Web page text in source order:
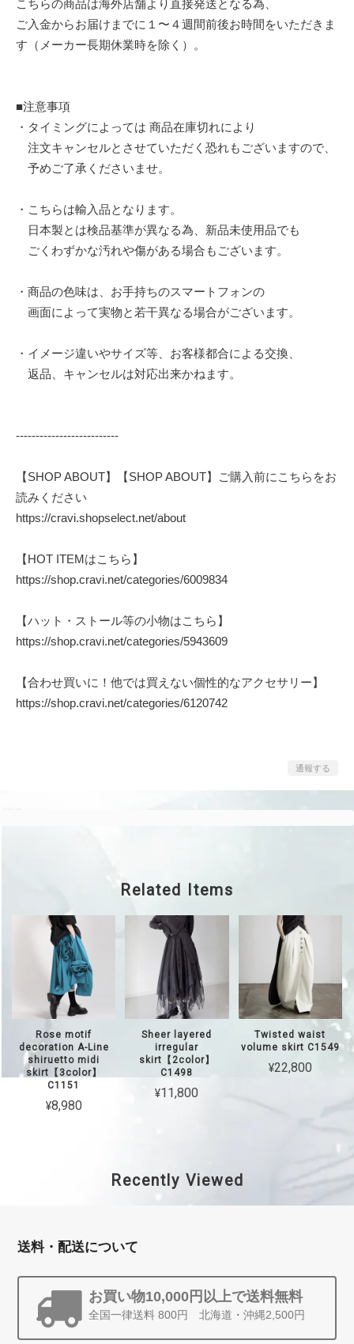
こちらの商品は海外店舗より直接発送となる為、
ご入金からお届けまでに１〜４週間前後お時間をいただきま
す（メーカー長期休業時を除く）。
■注意事項
・タイミングによっては 商品在庫切れにより
注文キャンセルとさせていただく恐れもございますので、
予めご了承くださいませ。
・こちらは輸入品となります。
日本製とは検品基準が異なる為、新品未使用品でも
ごくわずかな汚れや傷がある場合もございます。
・商品の色味は、お手持ちのスマートフォンの
画面によって実物と若干異なる場合がございます。
・イメージ違いやサイズ等、お客様都合による交換、
返品、キャンセルは対応出来かねます。
--------------------------
【SHOP ABOUT】【SHOP ABOUT】ご購入前にこちらをお
読みください
https://cravi.shopselect.net/about
【HOT ITEMはこちら】
https://shop.cravi.net/categories/6009834
【ハット・ストール等の小物はこちら】
https://shop.cravi.net/categories/5943609
【合わせ買いに！他では買えない個性的なアクセサリー】
https://shop.cravi.net/categories/6120742
通報する
Related Items
Rose motif
decoration A-Line
shiruetto midi
skirt【3color】
C1151
¥8,980
Sheer layered
irregular
skirt【2color】
C1498
¥11,800
Twisted waist
volume skirt C1549
¥22,800
Recently Viewed
送料・配送について
お買い物10,000円以上で送料無料
全国一律送料 800円 北海道・沖縄2,500円